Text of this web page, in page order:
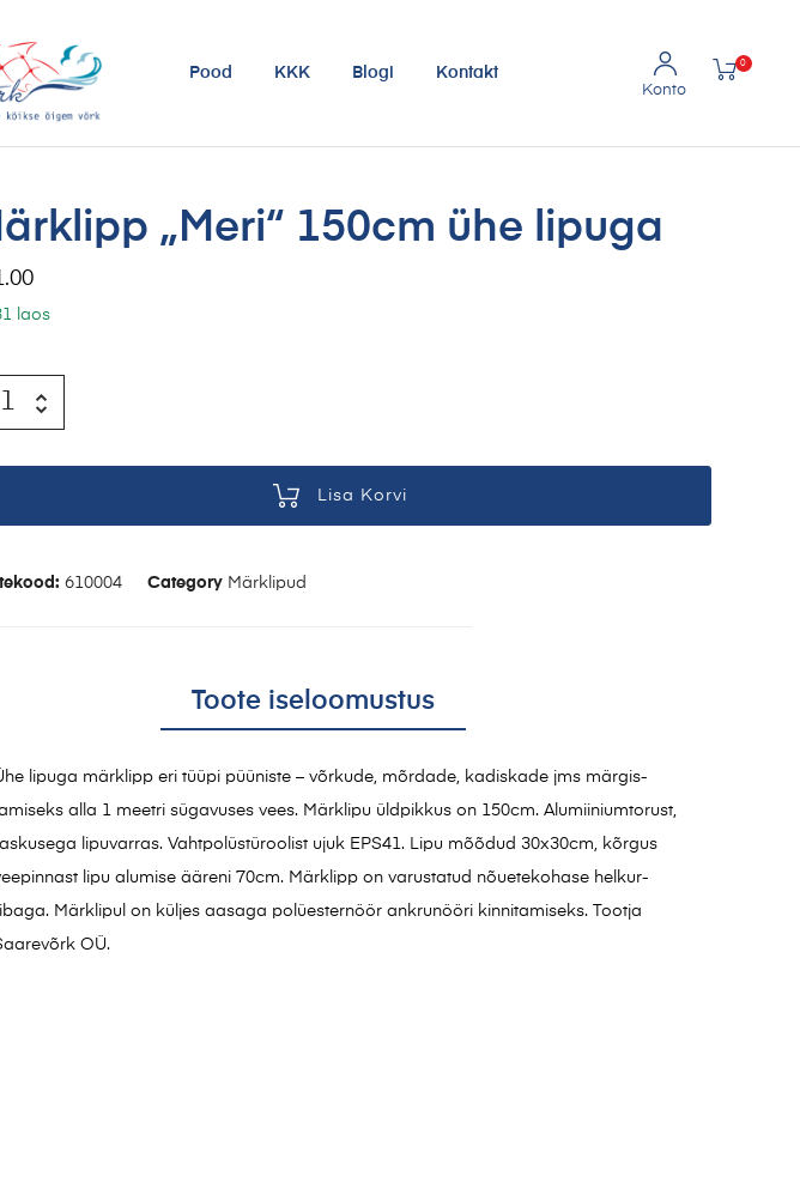
Pood KKK Blogi Kontakt
0
„Meri“ 150cm ühe lipuga
laos
Lisa Korvi
610004 Category Märklipud
Toote iseloomustus
lipuga märklipp eri tüüpi püüniste – võrkude, mõrdade, kadiskade jms märgis-
alla 1 meetri sügavuses vees. Märklipu üldpikkus on 150cm. Alumiiniumtorust,
lipuvarras. Vahtpolüstüroolist ujuk EPS41. Lipu mõõdud 30x30cm, kõrgus
lipu alumise ääreni 70cm. Märklipp on varustatud nõuetekohase helkur-
Märklipul on küljes aasaga polüesternöör ankrunööri kinnitamiseks. Tootja
OÜ.